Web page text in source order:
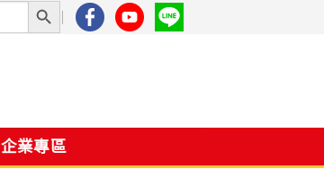
企業專區